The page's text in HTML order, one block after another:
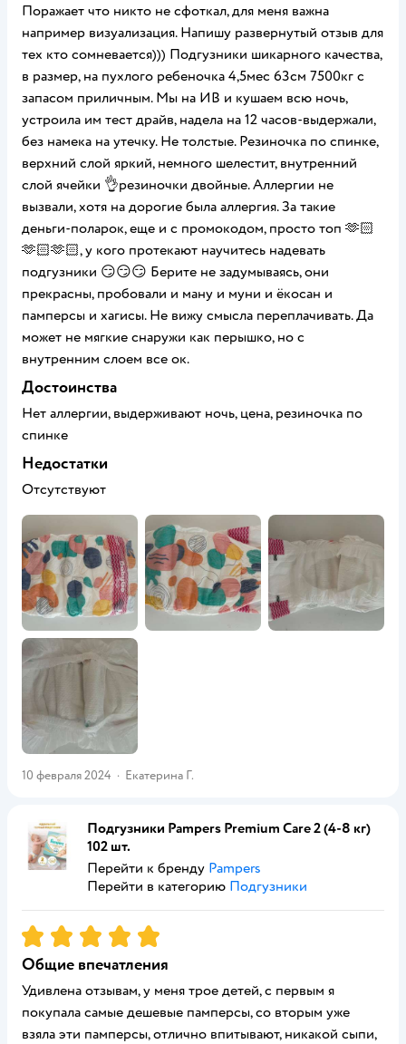
Поражает что никто не сфоткал, для меня важна
например визуализация. Напишу развернутый отзыв для
тех кто сомневается))) Подгузники шикарного качества,
в размер, на пухлого ребеночка 4,5мес 63см 7500кг с
запасом приличным. Мы на ИВ и кушаем всю ночь,
устроила им тест драйв, надела на 12 часов-выдержали,
без намека на утечку. Не толстые. Резиночка по спинке,
верхний слой яркий, немного шелестит, внутренний
слой ячейки 👌резиночки двойные. Аллергии не
вызвали, хотя на дорогие была аллергия. За такие
деньги-поларок, еще и с промокодом, просто топ 🫶🏻
🫶🏻🫶🏻, у кого протекают научитесь надевать
подгузники 😏😏😏 Берите не задумываясь, они
прекрасны, пробовали и ману и муни и ёкосан и
памперсы и хагисы. Не вижу смысла переплачивать. Да
может не мягкие снаружи как перышко, но с
внутренним слоем все ок.
Достоинства
Нет аллергии, выдерживают ночь, цена, резиночка по
спинке
Недостатки
Отсутствуют
10 февраля 2024 · Екатерина Г.
Подгузники Pampers Premium Care 2 (4-8 кг)
102 шт.
Перейти к бренду Pampers
Перейти в категорию Подгузники
Рейтинг:5
Общие впечатления
Удивлена отзывам, у меня трое детей, с первым я
покупала самые дешевые памперсы, со вторым уже
взяла эти памперсы, отлично впитывают, никакой сыпи,